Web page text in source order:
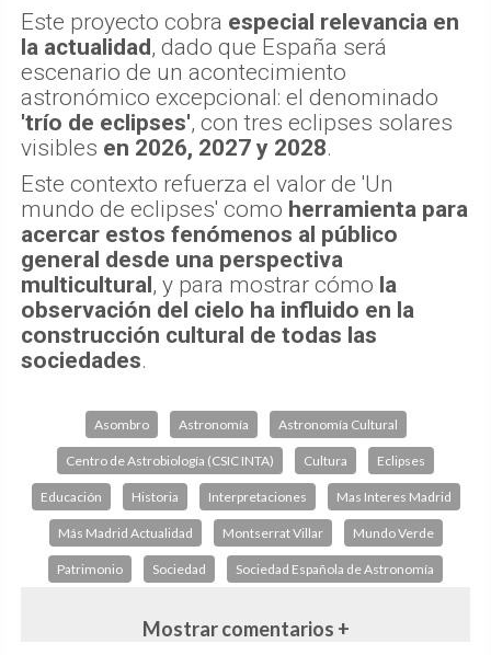
Este proyecto cobra especial relevancia en
la actualidad, dado que España será
escenario de un acontecimiento
astronómico excepcional: el denominado
'trío de eclipses', con tres eclipses solares
visibles en 2026, 2027 y 2028.
Este contexto refuerza el valor de 'Un
mundo de eclipses' como herramienta para
acercar estos fenómenos al público
general desde una perspectiva
multicultural, y para mostrar cómo la
observación del cielo ha influido en la
construcción cultural de todas las
sociedades.
Asombro Astronomía Astronomía Cultural
Centro de Astrobiología (CSIC INTA) Cultura Eclipses
Educación Historia Interpretaciones Mas Interes Madrid
Más Madrid Actualidad Montserrat Villar Mundo Verde
Patrimonio Sociedad Sociedad Española de Astronomía
Mostrar comentarios +